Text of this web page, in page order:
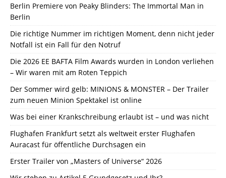
Berlin Premiere von Peaky Blinders: The Immortal Man in
Berlin
Die richtige Nummer im richtigen Moment, denn nicht jeder
Notfall ist ein Fall für den Notruf
Die 2026 EE BAFTA Film Awards wurden in London verliehen
– Wir waren mit am Roten Teppich
Der Sommer wird gelb: MINIONS & MONSTER – Der Trailer
zum neuen Minion Spektakel ist online
Was bei einer Krankschreibung erlaubt ist – und was nicht
Flughafen Frankfurt setzt als weltweit erster Flughafen
Auracast für öffentliche Durchsagen ein
Erster Trailer von „Masters of Universe“ 2026